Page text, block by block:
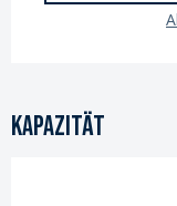
Kapazität